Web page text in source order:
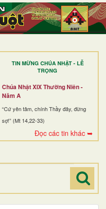
TIN MỪNG CHÚA NHẬT - LỄ
TRỌNG
Chúa Nhật XIX Thường Niên -
Năm A
“Cứ yên tâm, chính Thầy đây, đừng
sợ!” (Mt 14,22-33)
Đọc các tin khác ➥